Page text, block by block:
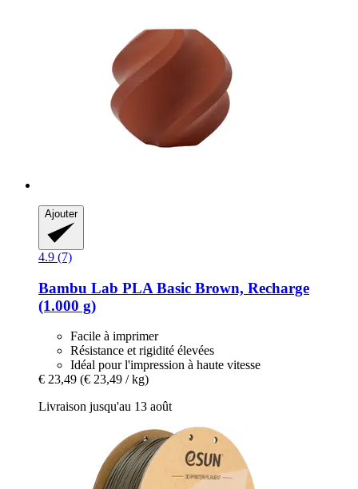
Ajouter
4.9 (7)
Bambu Lab PLA Basic Brown, Recharge
(1.000 g)
Facile à imprimer
Résistance et rigidité élevées
Idéal pour l'impression à haute vitesse
€ 23,49 (€ 23,49 / kg)
Livraison jusqu'au 13 août